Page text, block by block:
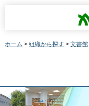
ホーム > 組織から探す > 文書館